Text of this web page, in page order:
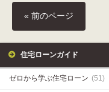
« 前のページ
住宅ローンガイド
ゼロから学ぶ住宅ローン (51)